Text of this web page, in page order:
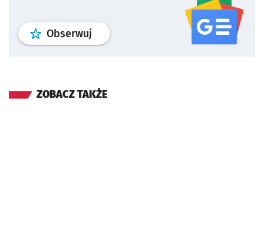
Obserwuj profil serwisu
ZOBACZ TAKŻE